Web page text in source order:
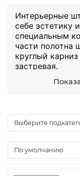
Интерьерные
себе эстетику
специальным
части полотна
круглый
застревая.